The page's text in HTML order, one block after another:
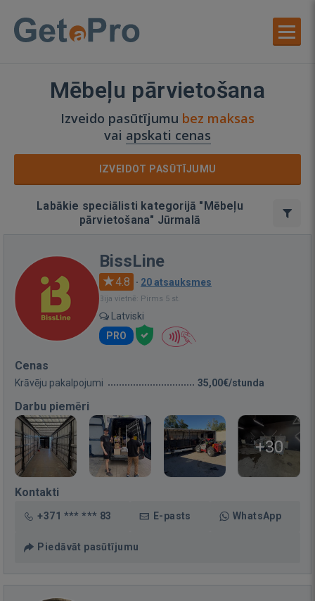
Mēbeļu pārvietošana
Izveido pasūtījumu bez maksas
vai apskati cenas
IZVEIDOT PASŪTĪJUMU
Labākie speciālisti kategorijā "Mēbeļu
pārvietošana" Jūrmalā
BissLine
4.8 · 20 atsauksmes
Bija vietnē: Pirms 5 st.
Latviski
PRO
Cenas
Krāvēju pakalpojumi 35,00€/stunda
Darbu piemēri
+30
Kontakti
+371 *** *** 83 E-pasts WhatsApp
Piedāvāt pasūtījumu